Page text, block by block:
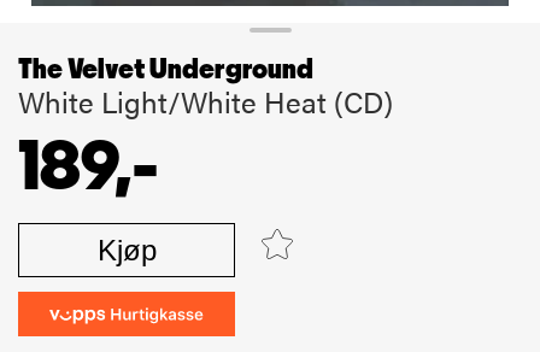
The Velvet Underground
White Light/White Heat (CD)
189,-
Kjøp